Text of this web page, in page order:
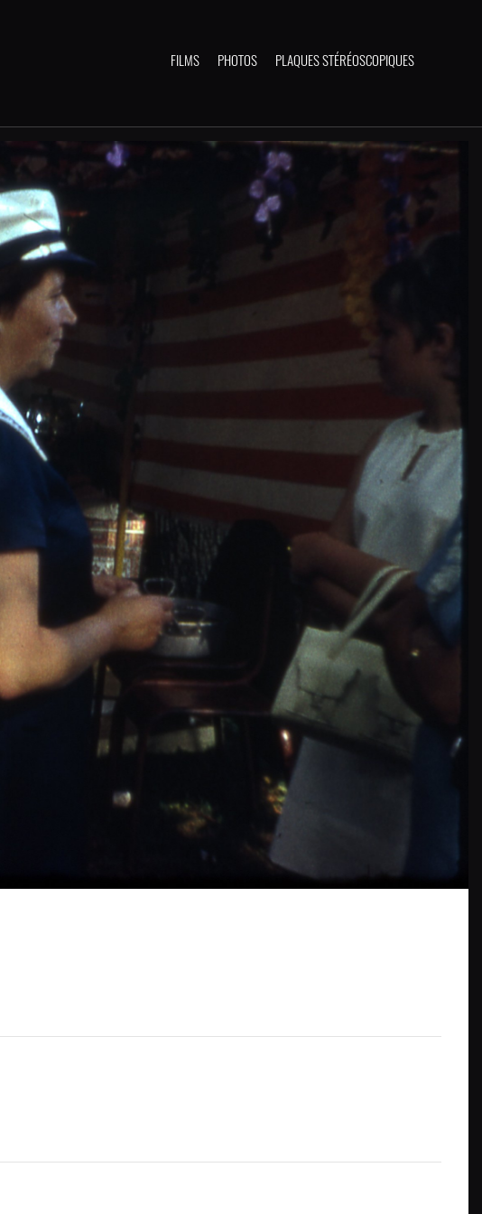
FILMS PHOTOS PLAQUES STÉRÉOSCOPIQUES